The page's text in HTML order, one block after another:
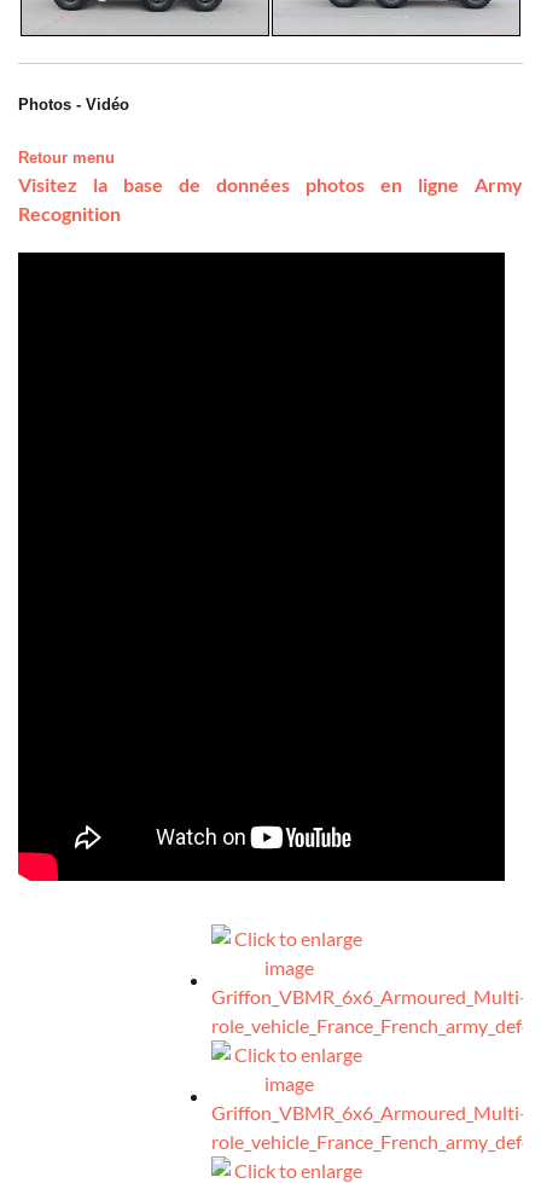
Photos - Vidéo
Retour menu
Visitez la base de données photos en ligne Army
Recognition